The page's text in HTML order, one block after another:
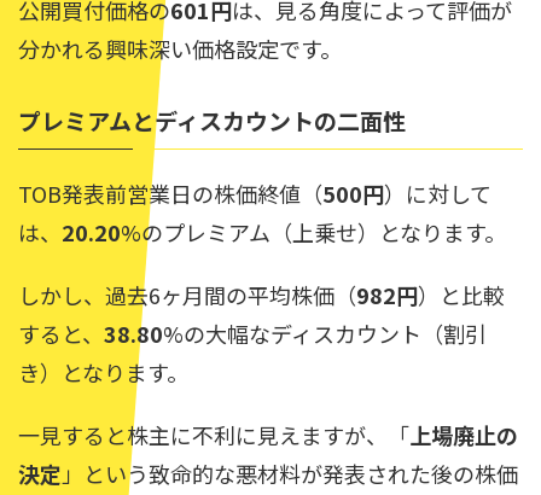
公開買付価格の601円は、見る角度によって評価が
分かれる興味深い価格設定です。
プレミアムとディスカウントの二面性
TOB発表前営業日の株価終値（500円）に対して
は、 20.20%のプレミアム（上乗せ）となります。
しかし、過去6ヶ月間の平均株価（982円）と比較
すると、 38.80%の大幅なディスカウント（割引
き）となります。
一見すると株主に不利に見えますが、「上場廃止の
決定」という致命的な悪材料が発表された後の株価